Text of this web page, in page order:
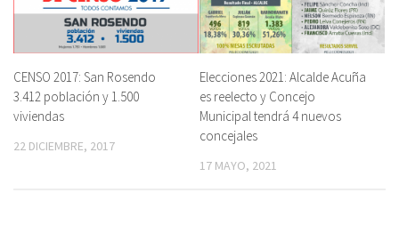
CENSO 2017: San Rosendo
3.412 población y 1.500
viviendas
22 DICIEMBRE, 2017
Elecciones 2021: Alcalde Acuña
es reelecto y Concejo
Municipal tendrá 4 nuevos
concejales
17 MAYO, 2021